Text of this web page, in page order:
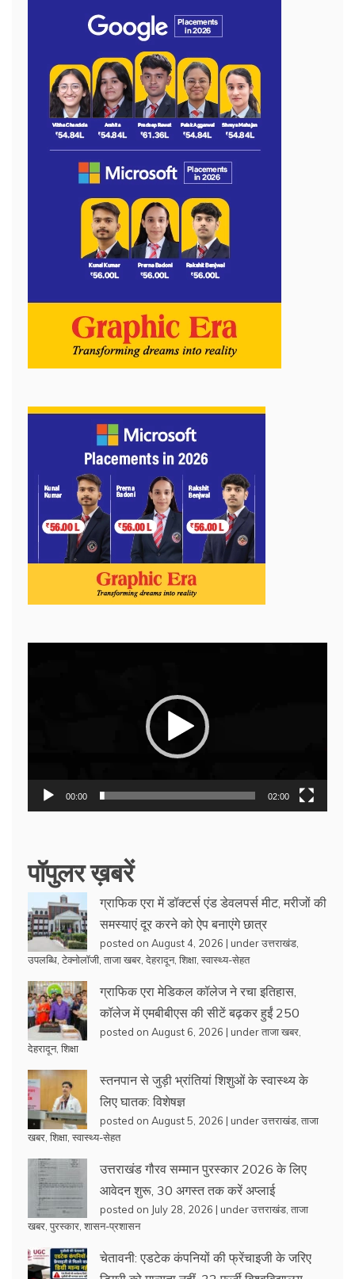
00:00 02:00
पॉपुलर ख़बरें
ग्राफिक एरा में डॉक्टर्स एंड डेवलपर्स मीट, मरीजों की
समस्याएं दूर करने को ऐप बनाएंगे छात्र
posted on August 4, 2026 | underउत्तराखंड
उपलब्धि टेक्नोलॉजी ताजा खबर देहरादून, शिक्षा स्वास्थ्य-सेहत
ग्राफिक एरा मेडिकल कॉलेज ने रचा इतिहास,
कॉलेज में एमबीबीएस की सीटें बढ़कर हुईं 250
posted on August 6, 2026 | underताजा खबर
देहरादून, शिक्षा
स्तनपान से जुड़ी भ्रांतियां शिशुओं के स्वास्थ्य के
लिए घातक: विशेषज्ञ
posted on August 5, 2026 | underउत्तराखंड ताजा
खबर शिक्षा स्वास्थ्य-सेहत
उत्तराखंड गौरव सम्मान पुरस्कार 2026 के लिए
आवेदन शुरू, 30 अगस्त तक करें अप्लाई
posted on July 28, 2026 | underउत्तराखंड ताजा
खबर पुरस्कार शासन-प्रशासन
चेतावनी: एडटेक कंपनियों की फ्रेंचाइजी के जरिए